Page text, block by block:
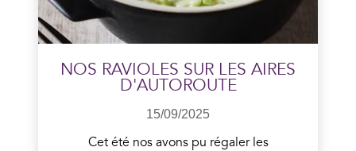
NOS RAVIOLES SUR LES AIRES
D'AUTOROUTE
15/09/2025
Cet été nos avons pu régaler les